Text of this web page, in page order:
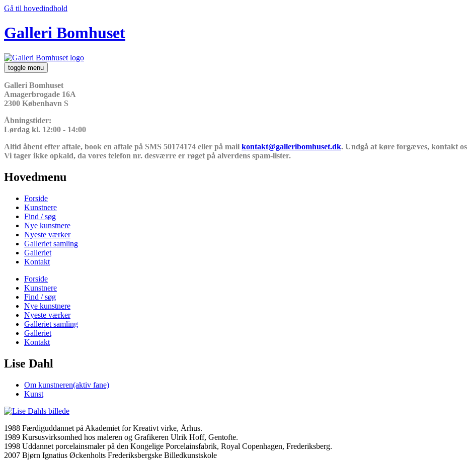
Gå til hovedindhold
Galleri Bomhuset
toggle menu
Galleri Bomhuset
Amagerbrogade 16A
2300 København S
Åbningstider:
Lørdag kl. 12:00 - 14:00
Altid åbent efter aftale, book en aftale på SMS 50174174 eller på mail kontakt@galleribomhuset.dk. Undgå at køre forgæves, kontakt os
Vi tager ikke opkald, da vores telefon nr. desværre er røget på alverdens spam-lister.
Hovedmenu
Forside
Kunstnere
Find / søg
Nye kunstnere
Nyeste værker
Galleriet samling
Galleriet
Kontakt
Forside
Kunstnere
Find / søg
Nye kunstnere
Nyeste værker
Galleriet samling
Galleriet
Kontakt
Lise Dahl
Om kunstneren(aktiv fane)
Kunst
1988 Færdiguddannet på Akademiet for Kreativt virke, Århus.
1989 Kursusvirksomhed hos maleren og Grafikeren Ulrik Hoff, Gentofte.
1998 Uddannet porcelainsmaler på den Kongelige Porcelainsfabrik, Royal Copenhagen, Frederiksberg.
2007 Bjørn Ignatius Øckenholts Frederiksbergske Billedkunstskole